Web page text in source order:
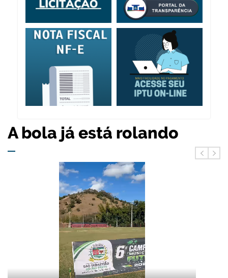
A bola já está rolando